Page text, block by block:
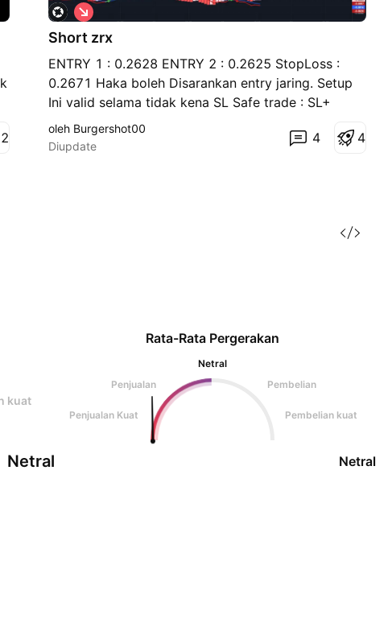
2
Short zrx
ENTRY 1 : 0.2628 ENTRY 2 : 0.2625 StopLoss :
0.2671 Haka boleh Disarankan entry jaring. Setup
Ini valid selama tidak kena SL Safe trade : SL+
setelah running profit. Disclaimer, Selalu perhatikan
money management Anda, trading idea ini hanyalah
P
e
n
u
a
l
a
oleh Burgershot00
Diupdate
4 4
kuat
Netral
Rata-Rata Pergerakan
Netral
Penjualan
Pembelian
Penjualan Kuat Pembelian kuat
Netral